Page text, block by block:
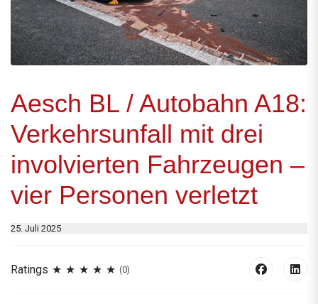
Aesch BL / Autobahn A18:
Verkehrsunfall mit drei
involvierten Fahrzeugen –
vier Personen verletzt
25. Juli 2025
Ratings (0)